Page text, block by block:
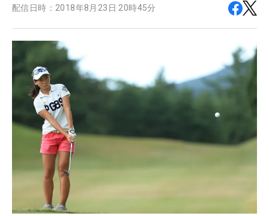
配信日時： 2018年8月23日 20時45分